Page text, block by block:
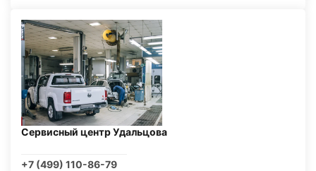
Сервисный центр Удальцова
+7 (499) 110-86-79